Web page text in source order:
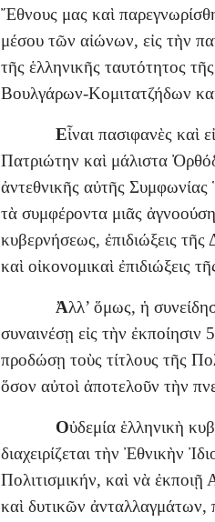
Ἔθνους μας καὶ
μέσου τῶν αἰώνων, εἰς τὴν
τῆς ἑλληνικῆς ταυτότητος
Βουλγάρων-Κομιτατζήδων
Εἶναι πασιφανὲς καὶ
Πατριώτην καὶ μάλιστα
ἀντεθνικῆς αὐτῆς
τὰ συμφέροντα μιᾶς
κυβερνήσεως, ἐπιδιώξεις
καὶ οἰκονομικαὶ ἐπιδιώξεις
Ἀλλ’ ὅμως, ἡ
συναινέσῃ εἰς τὴν
προδώσῃ τοὺς τίτλους τῆς
ὅσον αὐτοὶ ἀποτελοῦν τὴν
Οὐδεμία ἑλληνικὴ
διαχειρίζεται τὴν Ἐθνικὴν
Πολιτισμικήν, καὶ νὰ ἐκποιῇ
καὶ δυτικῶν ἀνταλλαγμάτων,